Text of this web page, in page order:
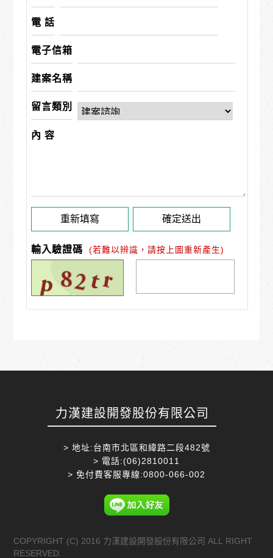
電 話
電子信箱
建案名稱
留言類別
內 容
輸入驗證碼 (若難以辨識，請按上圖重新產生)
力漢建設開發股份有限公司
> 地址:台南市北區和緯路二段482號
> 電話:(06)2810011
> 免付費客服專線:0800-066-002
COPYRIGHT (C) 2016 力漢建設開發股份有限公司 ALL RIGHT
RESERVED.